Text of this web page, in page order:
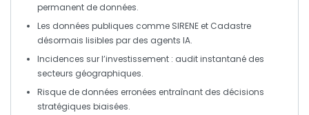
permanent de données.
Les données publiques comme SIRENE et Cadastre
désormais lisibles par des agents IA.
Incidences sur l’investissement : audit instantané des
secteurs géographiques.
Risque de données erronées entraînant des décisions
stratégiques biaisées.